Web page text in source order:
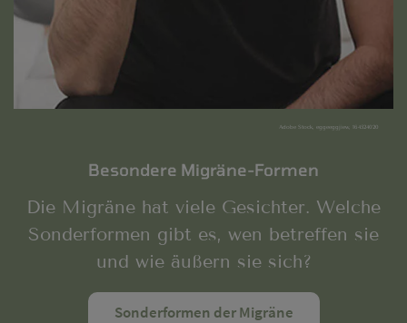
Adobe Stock, eggeeggjiew, 164524020
Besondere Migräne-Formen
Die Migräne hat viele Gesichter. Welche
Sonderformen gibt es, wen betreffen sie
und wie äußern sie sich?
Sonderformen der Migräne